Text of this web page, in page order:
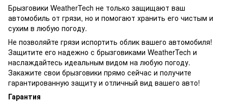
Брызговики WeatherTech не только защищают ваш
автомобиль от грязи, но и помогают хранить его чистым и
сухим в любую погоду.
Не позволяйте грязи испортить облик вашего автомобиля!
Защитите его надежно с брызговиками WeatherTech и
наслаждайтесь идеальным видом на любую погоду.
Закажите свои брызговики прямо сейчас и получите
гарантированную защиту и отличный вид вашего авто!
Гарантия